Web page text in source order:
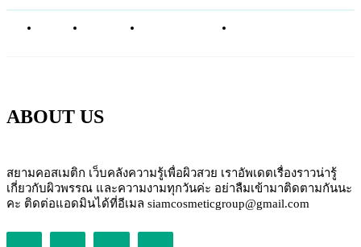
ABOUT US
สยามคอสเมติก เว็บคลังความรู้เพื่อผิวสวย เราอัพเดตเรื่องราวน่ารู้
เกี่ยวกับผิวพรรณ และความงามทุกวันค่ะ อย่าลืมเข้ามาติดตามกันนะ
คะ ติดต่อแอดมินได้ที่อีเมล siamcosmeticgroup@gmail.com